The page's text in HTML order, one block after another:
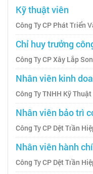
Kỹ thuật viên
Công Ty CP Phát Triển
Chỉ huy trưởng
Công Ty CP Xây Lắp
Nhân viên kinh
Công Ty TNHH Kỹ
Nhân viên bảo trì
Công Ty CP Dệt Trần
Nhân viên hành
Công Ty CP Dệt Trần